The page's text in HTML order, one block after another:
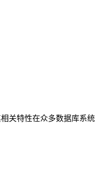
关特性在众多数据库系